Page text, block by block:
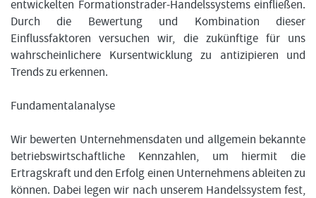
entwickelten Formationstrader-Handelssystems einfließen.
Durch die Bewertung und Kombination dieser
Einflussfaktoren versuchen wir, die zukünftige für uns
wahrscheinlichere Kursentwicklung zu antizipieren und
Trends zu erkennen.
Fundamentalanalyse
Wir bewerten Unternehmensdaten und allgemein bekannte
betriebswirtschaftliche Kennzahlen, um hiermit die
Ertragskraft und den Erfolg einen Unternehmens ableiten zu
können. Dabei legen wir nach unserem Handelssystem fest,